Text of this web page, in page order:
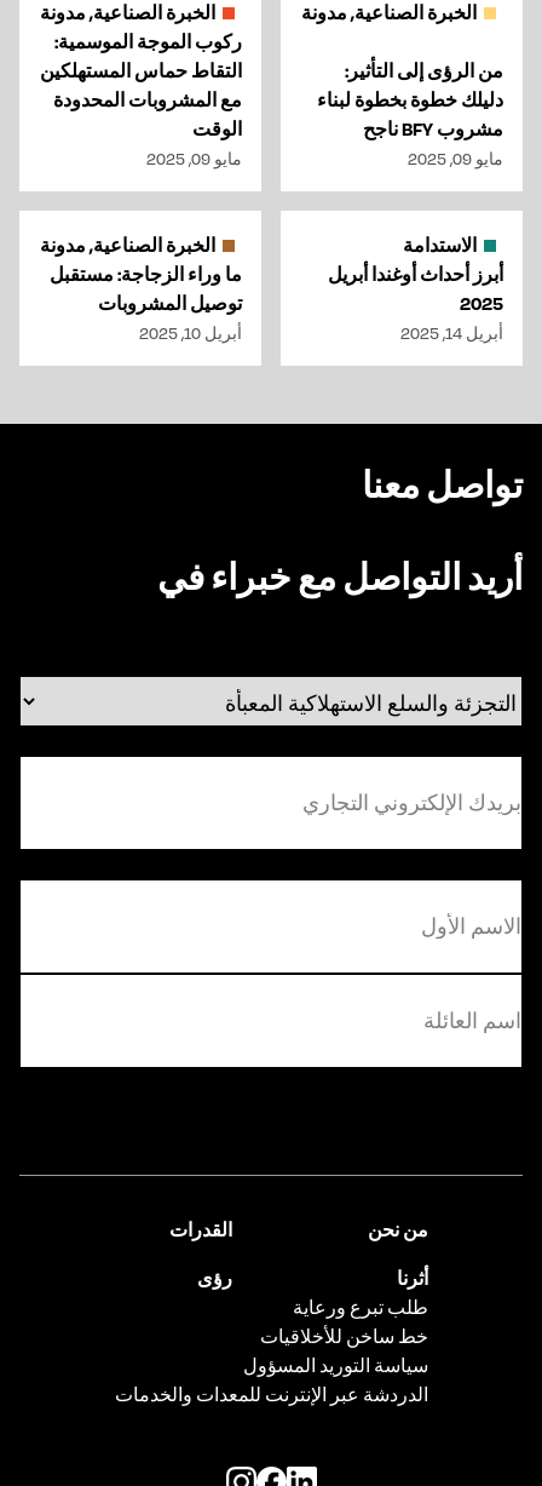
الخبرة الصناعية, مدونة
من الرؤى إلى التأثير:
دليلك خطوة بخطوة لبناء
مشروب BFY ناجح
مايو 09, 2025
الخبرة الصناعية, مدونة
ركوب الموجة الموسمية:
التقاط حماس المستهلكين
مع المشروبات المحدودة
الوقت
مايو 09, 2025
الاستدامة
أبرز أحداث أوغندا أبريل
2025
أبريل 14, 2025
الخبرة الصناعية, مدونة
ما وراء الزجاجة: مستقبل
توصيل المشروبات
أبريل 10, 2025
تواصل معنا
أريد التواصل مع خبراء في
الإلكتروني
من نحن القدرات
أثرنا
رؤى
طلب تبرع ورعاية
خط ساخن للأخلاقيات
سياسة التوريد المسؤول
الدردشة عبر الإنترنت للمعدات والخدمات